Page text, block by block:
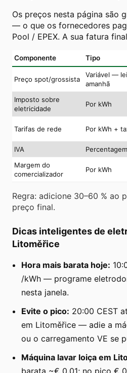
Os preços nesta página são
— o que os fornecedores
Pool / EPEX. A sua fatura
Componente Tipo
Preço spot/grossista
Variável —
amanhã
Imposto sobre
eletricidade
Por kWh
Tarifas de rede Por kWh +
IVA
Margem do
comercializador
Por kWh
Regra: adicione 30–60 % ao
preço final.
Dicas inteligentes de
Litoměřice
Hora mais barata hoje:
/kWh — programe
nesta janela.
Evite o pico: 20:00 CEST
em Litoměřice — adie a
ou o carregamento VE se
Máquina lavar loiça em
barata ~€ 0.01; no pico €